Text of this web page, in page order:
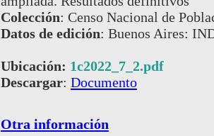
Colección: Censo Nacional de
Datos de edición: Buenos Aires:
Ubicación: 1c2022_7_2.pdf
Descargar: Documento
Otra información